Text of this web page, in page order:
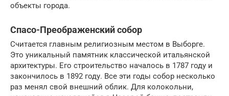
объекты города.
Спасо-Преображенский собор
Считается главным религиозным местом в Выборге.
Это уникальный памятник классической итальянской
архитектуры. Его строительство началось в 1787 году и
закончилось в 1892 году. Все эти годы собор несколько
раз менял свой внешний облик. Для колокольни,